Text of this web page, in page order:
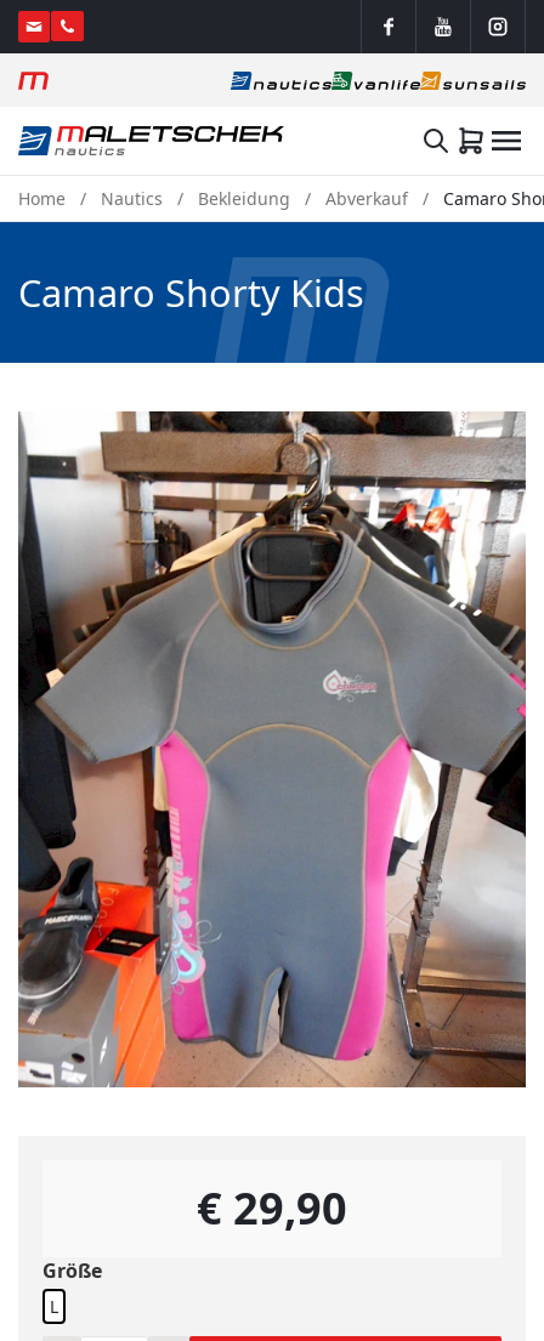
Home Nautics Bekleidung Abverkauf Camaro
Camaro Shorty Kids
€ 29,90
Größe
L